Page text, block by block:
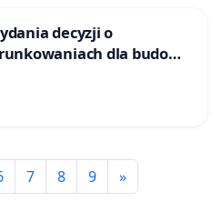
decyzji o
dla budowy
„Krynki” w
oraz ochrony
Knyszyńskiej
7 8 9 »